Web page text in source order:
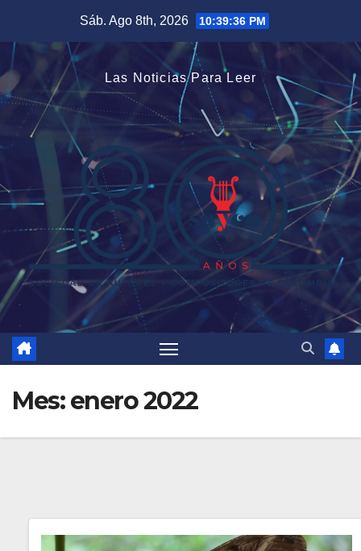
contenido
Sáb. Ago 8th, 2026 10:39:37 PM
Las Noticias Para Leer
Mes:enero 2022